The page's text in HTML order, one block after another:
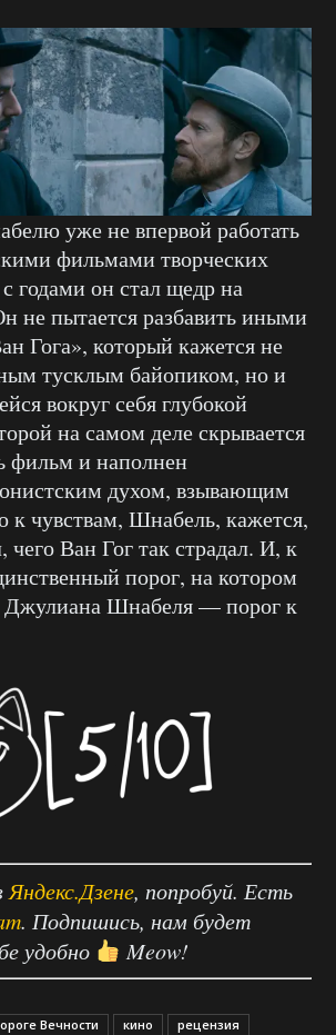
уже не впервой работать
фильмами творческих
годами он стал щедр на
не пытается разбавить иными
Гога», который кажется не
тусклым байопиком, но и
вокруг себя глубокой
на самом деле скрывается
фильм и наполнен
духом, взывающим
к чувствам, Шнабель, кажется,
чего Ван Гог так страдал. И, к
порог, на котором
Джулиана Шнабеля — порог к
Яндекс.Дзене, попробуй. Есть
. Подпишись, нам будет
удобно
Meow!
Вечности кино
рецензия